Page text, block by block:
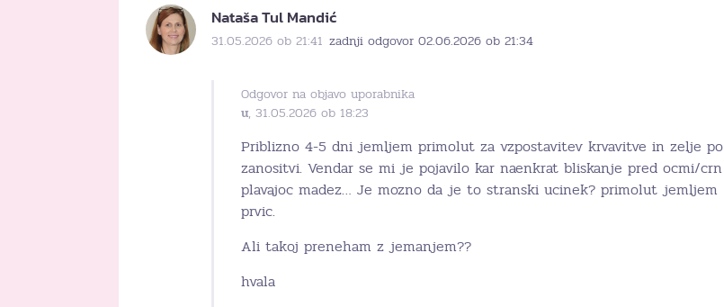
Nataša Tul Mandić
31.05.2026 ob 21:41 zadnji odgovor 02.06.2026 ob 21:34
Odgovor na objavo uporabnika
u, 31.05.2026 ob 18:23
Priblizno 4-5 dni jemljem primolut za vzpostavitev krvavitve in zelje po
zanositvi. Vendar se mi je pojavilo kar naenkrat bliskanje pred ocmi/crn
plavajoc madez… Je mozno da je to stranski ucinek? primolut jemljem
prvic.
Ali takoj preneham z jemanjem??
hvala